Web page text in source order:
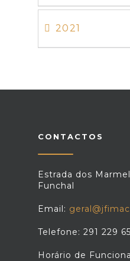
2021
CONTACTOS
Estrada dos
Funchal
Email:
Telefone: 291 229
Horário de